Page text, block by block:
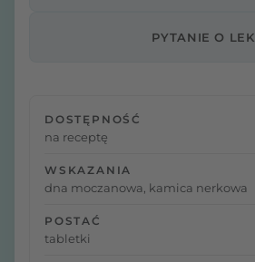
PYTANIE O LEK
DOSTĘPNOŚĆ
na receptę
WSKAZANIA
dna moczanowa, kamica nerkowa
POSTAĆ
tabletki